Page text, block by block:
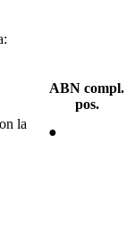
ABN compl.
pos.
la
●